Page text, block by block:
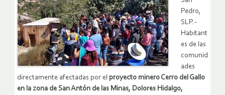
Pedro,
SLP.-
Habitant
es de las
comunid
ades
directamente afectadas por el proyecto minero Cerro del Gallo
en la zona de San Antón de las Minas, Dolores Hidalgo,